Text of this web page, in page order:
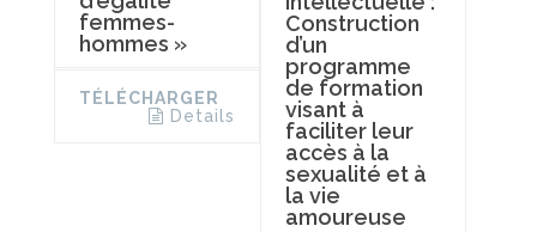
femmes-
hommes »
TÉLÉCHARGER
Details
Construction
d’un
programme
de formation
visant à
faciliter leur
accès à la
sexualité et à
la vie
amoureuse